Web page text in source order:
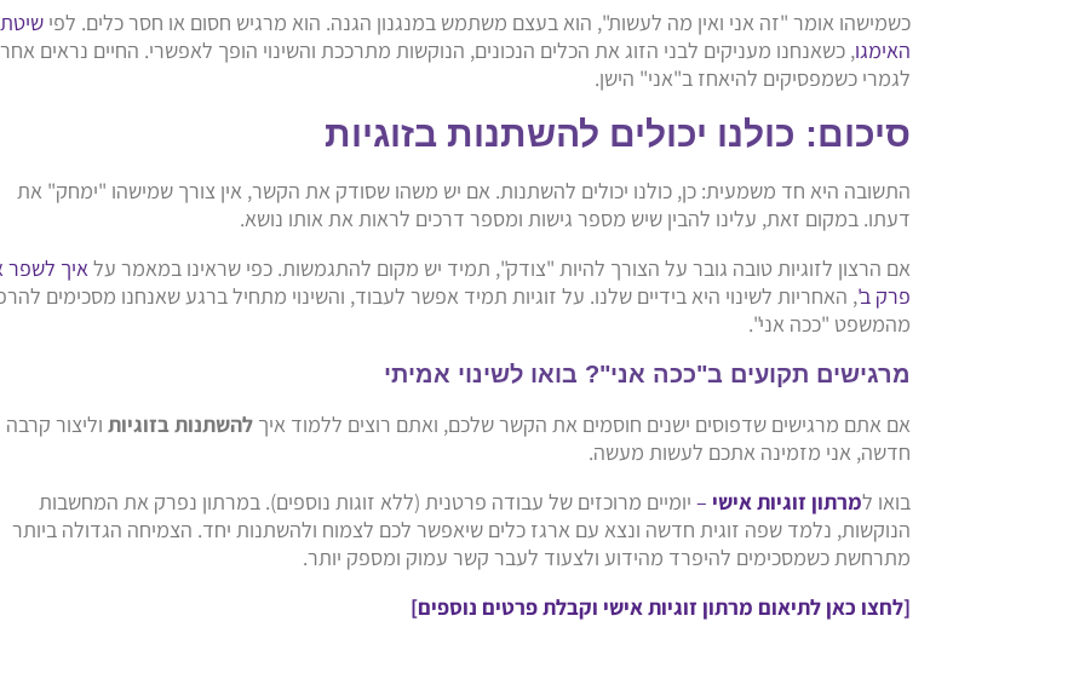
כשמישהו אומר "זה אני ואין מה לעשות", הוא בעצם משתמש במנגנון הגנה. הוא מרגיש חסום או חסר כלים. לפישיטת
האימגו, כשאנחנו מעניקים לבני הזוג את הכלים הנכונים, הנוקשות מתרככת והשינוי הופך לאפשרי. החיים נראים
לגמרי כשמפסיקים להיאחז ב"אני" הישן.
סיכום: כולנו יכולים להשתנות בזוגיות
התשובה היא חד משמעית: כן, כולנו יכולים להשתנות. אם יש משהו שסודק את הקשר, אין צורך שמישהו "ימחק" את
דעתו. במקום זאת, עלינו להבין שיש מספר גישות ומספר דרכים לראות את אותו נושא.
אם הרצון לזוגיות טובה גובר על הצורך להיות "צודק", תמיד יש מקום להתגמשות. כפי שראינו במאמר עלאיך לשפר
פרק ב', האחריות לשינוי היא בידיים שלנו. על זוגיות תמיד אפשר לעבוד, והשינוי מתחיל ברגע שאנחנו מסכימים
מהמשפט "ככה אני".
מרגישים תקועים ב"ככה אני"? בואו לשינוי אמיתי
אם אתם מרגישים שדפוסים ישנים חוסמים את הקשר שלכם, ואתם רוצים ללמוד איךלהשתנות בזוגיות וליצור קרבה
חדשה, אני מזמינה אתכם לעשות מעשה.
בואו למרתון זוגיות אישי – יומיים מרוכזים של עבודה פרטנית (ללא זוגות נוספים). במרתון נפרק את המחשבות
הנוקשות, נלמד שפה זוגית חדשה ונצא עם ארגז כלים שיאפשר לכם לצמוח ולהשתנות יחד. הצמיחה הגדולה ביותר
מתרחשת כשמסכימים להיפרד מהידוע ולצעוד לעבר קשר עמוק ומספק יותר.
[לחצו כאן לתיאום מרתון זוגיות אישי וקבלת פרטים נוספים]